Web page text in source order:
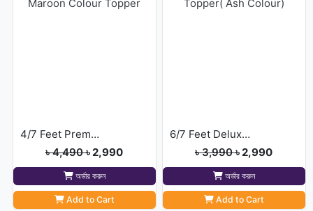
4/7 Feet Premium Deluxe Maroon Colour Topper
৳ 4,490৳ 2,990
অর্ডার করুন
Add to Cart
6/7 Feet Deluxe Mattress Topper( Ash Colour)
৳ 3,990৳ 2,990
অর্ডার করুন
Add to Cart